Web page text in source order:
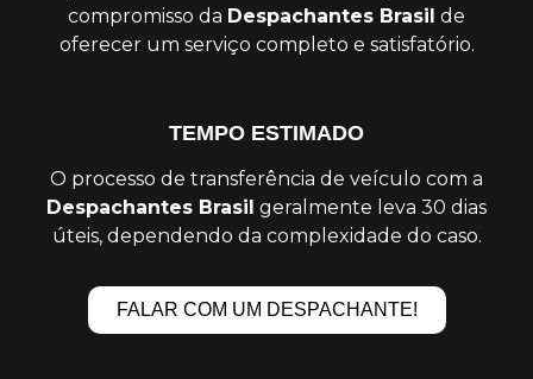
compromisso da Despachantes Brasil de
oferecer um serviço completo e satisfatório.
TEMPO ESTIMADO
O processo de transferência de veículo com a
Despachantes Brasil geralmente leva 30 dias
úteis, dependendo da complexidade do caso.
FALAR COM UM DESPACHANTE!